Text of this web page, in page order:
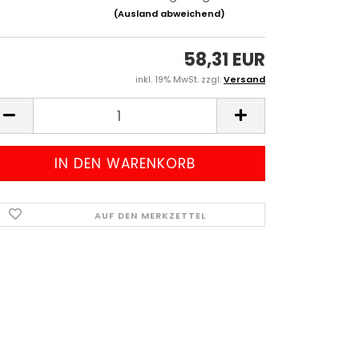
(Ausland abweichend)
58,31 EUR
inkl. 19% MwSt. zzgl.Versand
AUF DEN MERKZETTEL